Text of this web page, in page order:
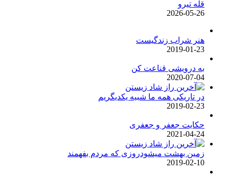
قله تیرو
2026-05-26
هنر شراب زندگیست
2019-01-23
به درویشی قناعت کن
2020-07-04
در تاریکی همه ما شبیه یکدیگریم
2019-02-23
حکایت جعفر و جعفری
2021-04-24
زمین بهشت میشودروزی که مردم بفهمند
2019-02-10